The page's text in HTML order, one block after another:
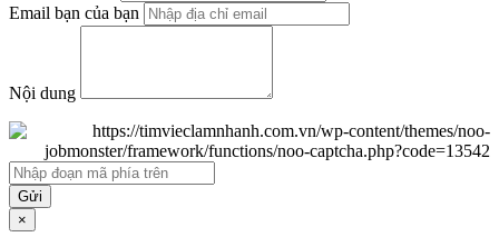
Email bạn của bạn
Nội dung
Gửi
×